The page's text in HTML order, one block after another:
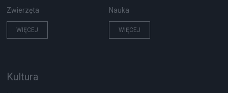
Zwierzęta
WIĘCEJ
Nauka
WIĘCEJ
Kultura